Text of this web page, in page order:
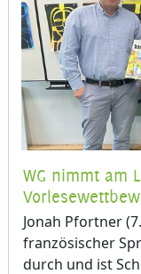
WG nimmt am
Jonah Pfortner
französischer
durch und ist